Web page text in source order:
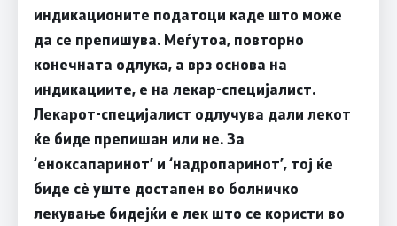
индикационите податоци каде што може
да се препишува. Меѓутоа, повторно
конечната одлука, а врз основа на
индикациите, е на лекар-специјалист.
Лекарот-специјалист одлучува дали лекот
ќе биде препишан или не. За
‘еноксапаринот’ и ‘надропаринот’, тој ќе
биде сѐ уште достапен во болничко
лекување бидејќи е лек што се користи во